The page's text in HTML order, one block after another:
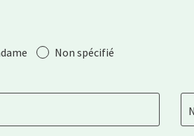
Non spécifié